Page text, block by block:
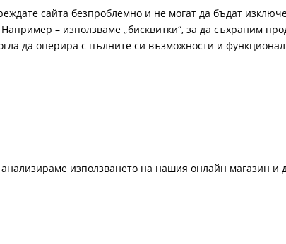
сайта безпроблемно и не могат да бъдат
– използваме „бисквитки“, за да съхраним
да оперира с пълните си възможности и
използването на нашия онлайн магазин